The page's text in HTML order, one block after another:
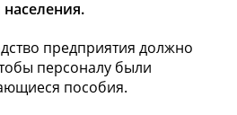
населения.
предприятия должно
персоналу были
пособия.